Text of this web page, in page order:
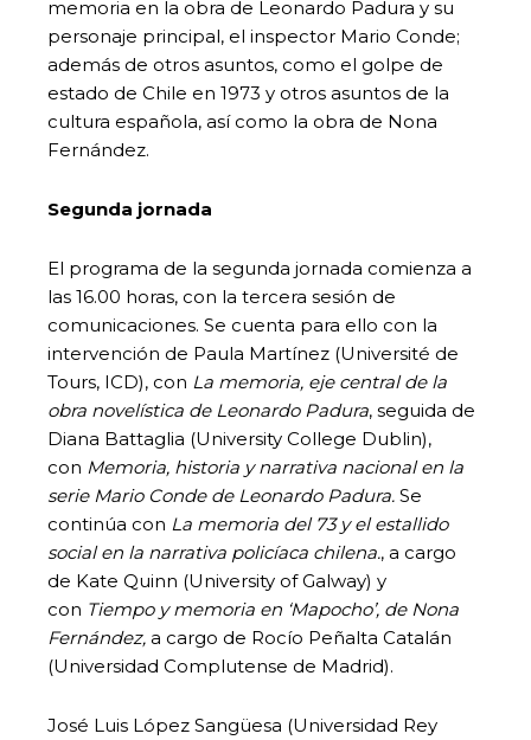
memoria en la obra de Leonardo Padura y su
personaje principal, el inspector Mario Conde;
además de otros asuntos, como el golpe de
estado de Chile en 1973 y otros asuntos de la
cultura española, así como la obra de Nona
Fernández.
Segunda jornada
El programa de la segunda jornada comienza a
las 16.00 horas, con la tercera sesión de
comunicaciones. Se cuenta para ello con la
intervención de Paula Martínez (Université de
Tours, ICD), con La memoria, eje central de la
obra novelística de Leonardo Padura, seguida de
Diana Battaglia (University College Dublin),
con Memoria, historia y narrativa nacional en la
serie Mario Conde de Leonardo Padura. Se
continúa con La memoria del 73 y el estallido
social en la narrativa policíaca chilena., a cargo
de Kate Quinn (University of Galway) y
con Tiempo y memoria en ‘Mapocho’, de Nona
Fernández, a cargo de Rocío Peñalta Catalán
(Universidad Complutense de Madrid).
José Luis López Sangüesa (Universidad Rey